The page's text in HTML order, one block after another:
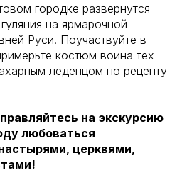
городке развернутся
на ярмарочной
Руси. Поучаствуйте в
костюм воина тех
леденцом по рецепту
на экскурсию
любоваться
церквями,